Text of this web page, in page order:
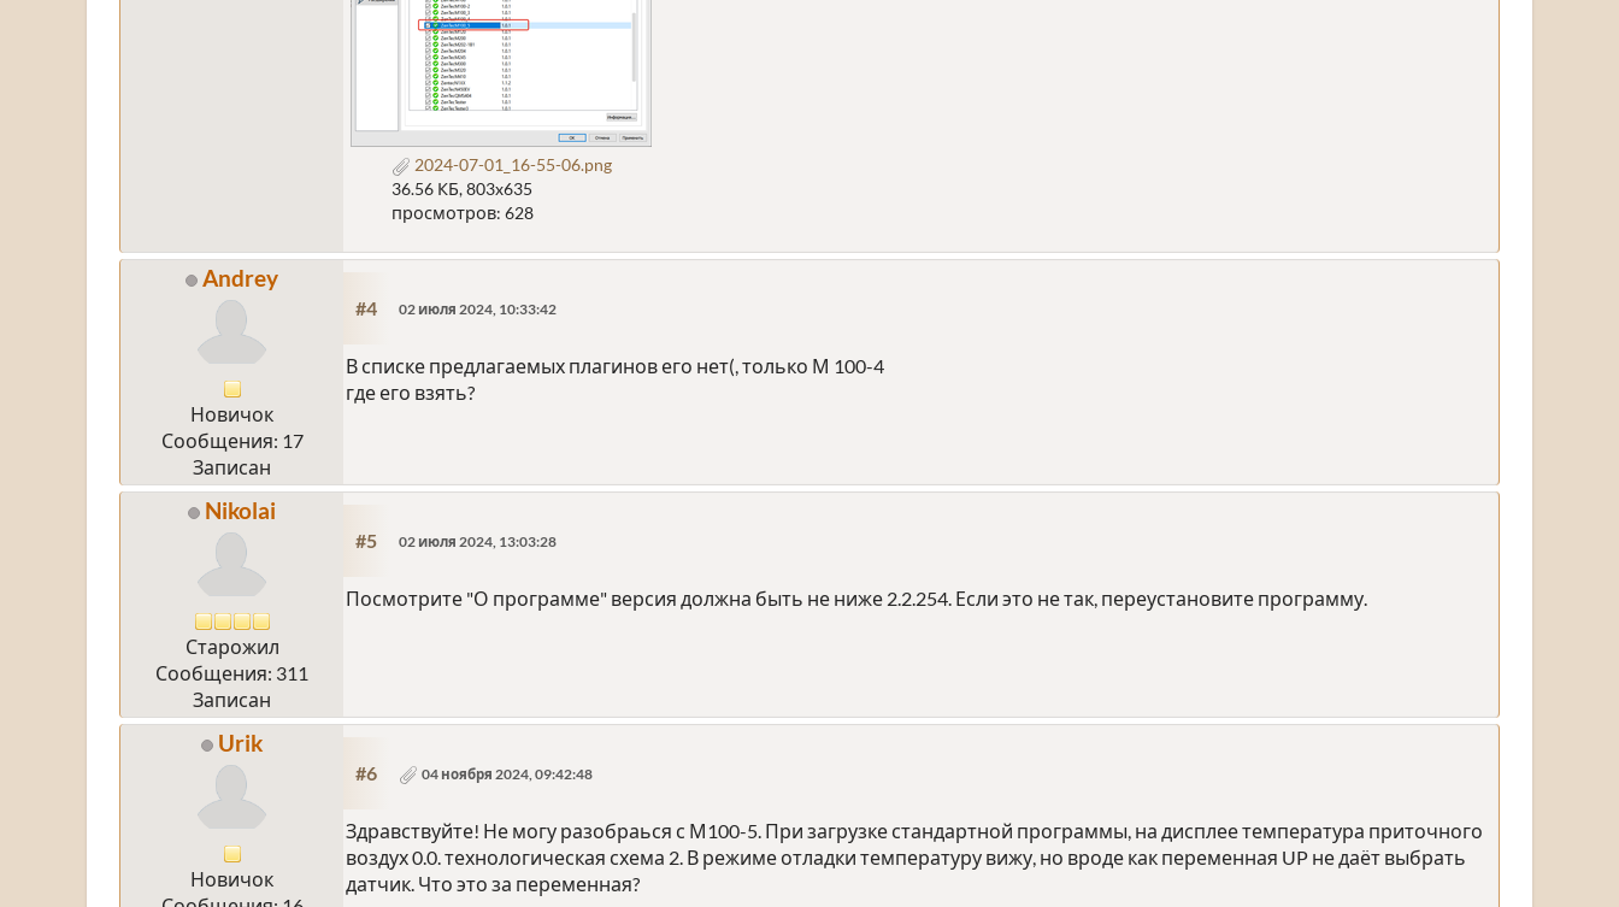
2024-07-01_16-55-06.png
36.56 КБ, 803x635
просмотров: 628
Andrey
Новичок
Сообщения: 17
Записан
#4 02 июля 2024, 10:33:42
В списке предлагаемых плагинов его нет(, только М 100-4
где его взять?
Nikolai
Старожил
Сообщения: 311
Записан
#5 02 июля 2024, 13:03:28
Посмотрите "О программе" версия должна быть не ниже 2.2.254. Если это не так, переустановите программу.
Urik
Новичок
#6 04 ноября 2024, 09:42:48
Здравствуйте! Не могу разобраься с М100-5. При загрузке стандартной программы, на дисплее температура приточного
воздух 0.0. технологическая схема 2. В режиме отладки температуру вижу, но вроде как переменная UP не даёт выбрать
датчик. Что это за переменная?